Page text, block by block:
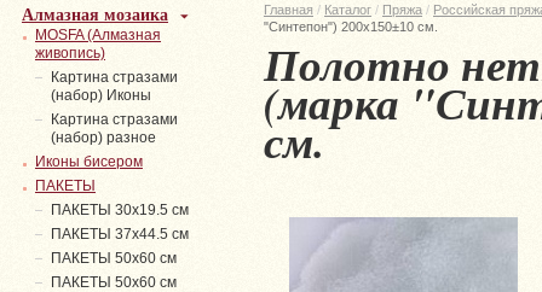
Главная / Каталог / Пряжа / Российская
"Синтепон") 200х150±10 см.
Полотно
(марка
см.
Алмазная мозаика
MOSFA (Алмазная
живопись)
Картина стразами
(набор) Иконы
Картина стразами
(набор) разное
Иконы бисером
ПАКЕТЫ
ПАКЕТЫ 30х19.5 см
ПАКЕТЫ 37х44.5 см
ПАКЕТЫ 50х60 см
ПАКЕТЫ 50х60 см